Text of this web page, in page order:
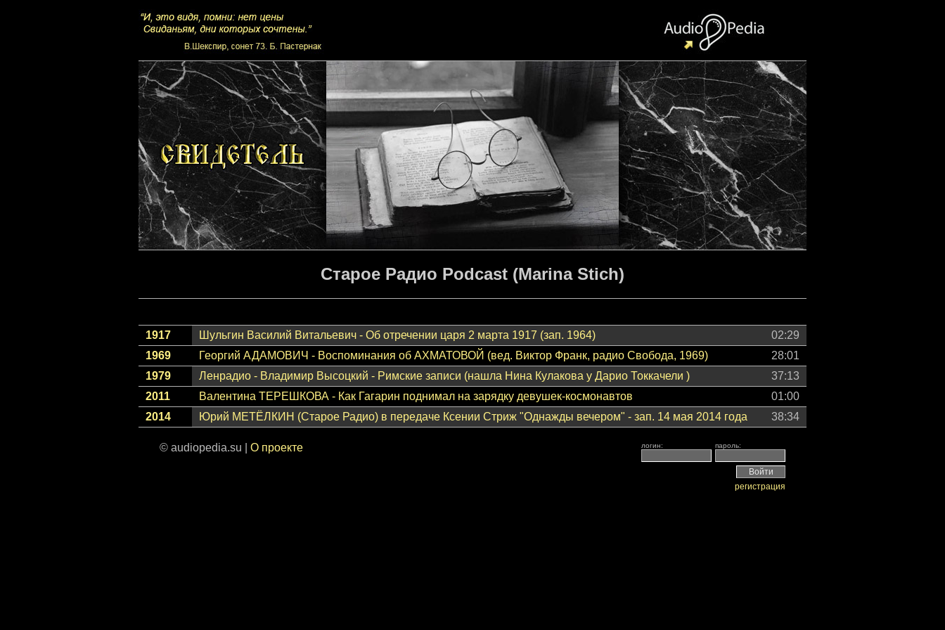
Cтарое Радио Podcast (Marina Stich)
1917 Шульгин Василий Витальевич - Об отречении царя 2 марта 1917 (зап. 1964)
02:29
1969
Георгий АДАМОВИЧ - Воспоминания об АХМАТОВОЙ (вед. Виктор Франк, радио Свобода, 1969)
28:01
1979
Ленрадио - Владимир Высоцкий - Римские записи (нашла Нина Кулакова у Дарио Токкачели )
37:13
2011
Валентина ТЕРЕШКОВА - Как Гагарин поднимал на зарядку девушек-космонавтов
01:00
2014
Юрий МЕТЁЛКИН (Старое Радио) в передаче Ксении Стриж "Однажды вечером" - зап. 14 мая 2014 года 38:34
© audiopedia.su | О проекте пароль:
логин:
регистрация